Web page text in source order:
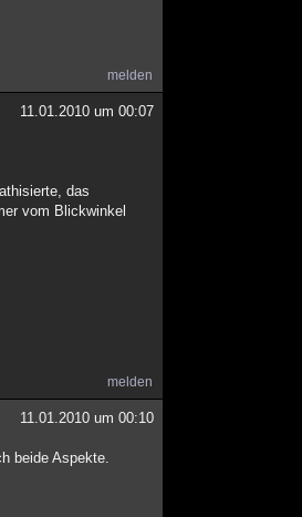
melden
11.01.2010 um 00:07
das
vom Blickwinkel
melden
11.01.2010 um 00:10
beide Aspekte.